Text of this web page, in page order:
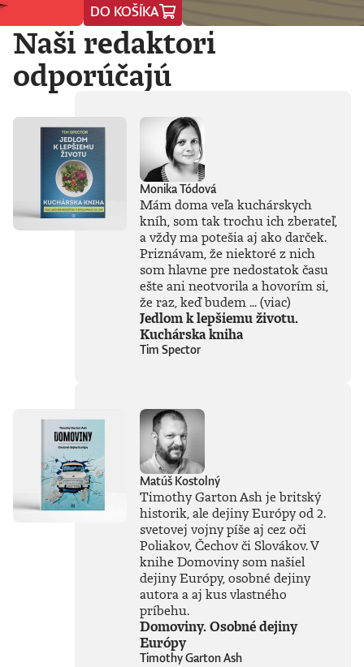
DO KOŠÍKA
Naši redaktori
odporúčajú
Monika Tódová
Mám doma veľa kuchárskych
kníh, som tak trochu ich zberateľ,
a vždy ma potešia aj ako darček.
Priznávam, že niektoré z nich
som hlavne pre nedostatok času
ešte ani neotvorila a hovorím si,
že raz, keď budem ...(viac)
Jedlom k lepšiemu životu.
Kuchárska kniha
Tim Spector
Matúš Kostolný
Timothy Garton Ash je britský
historik, ale dejiny Európy od 2.
svetovej vojny píše aj cez oči
Poliakov, Čechov či Slovákov. V
knihe Domoviny som našiel
dejiny Európy, osobné dejiny
autora a aj kus vlastného
príbehu.
Domoviny. Osobné dejiny
Európy
Timothy Garton Ash